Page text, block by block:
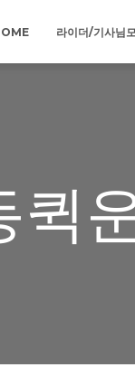
라이더/기사님
퀵